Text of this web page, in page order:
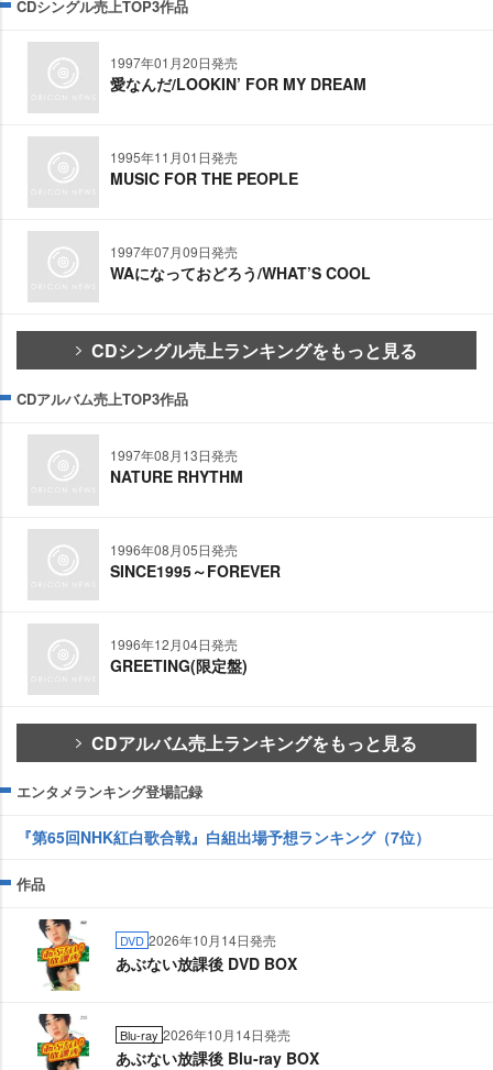
CDシングル売上TOP3作品
1997年01月20日発売
愛なんだ/LOOKIN’ FOR MY DREAM
1995年11月01日発売
MUSIC FOR THE PEOPLE
1997年07月09日発売
WAになっておどろう/WHAT’S COOL
CDシングル売上ランキングをもっと見る
CDアルバム売上TOP3作品
1997年08月13日発売
NATURE RHYTHM
1996年08月05日発売
SINCE1995～FOREVER
1996年12月04日発売
GREETING(限定盤)
CDアルバム売上ランキングをもっと見る
エンタメランキング登場記録
『第65回NHK紅白歌合戦』白組出場予想ランキング（7位）
作品
DVD 2026年10月14日発売
あぶない放課後 DVD BOX
Blu-ray 2026年10月14日発売
あぶない放課後 Blu-ray BOX